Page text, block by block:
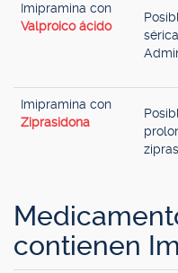
Imipramina con
Valproico ácido
Imipramina con
Ziprasidona
contienen